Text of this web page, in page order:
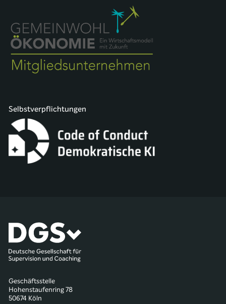
Selbstverpflichtungen
Geschäftsstelle
Hohenstaufenring 78
50674 Köln